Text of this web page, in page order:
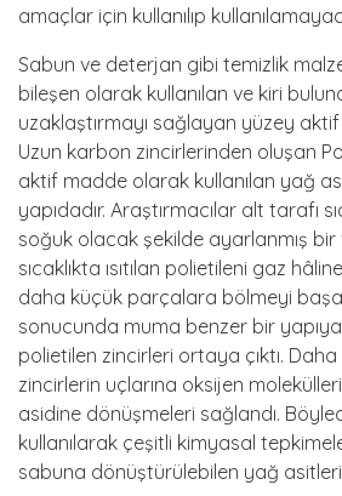
amaçlar için kullanılıp
Sabun ve deterjan gibi temizlik
bileşen olarak kullanılan ve kiri
uzaklaştırmayı sağlayan yüzey
Uzun karbon zincirlerinden oluşan
aktif madde olarak kullanılan yağ
yapıdadır. Araştırmacılar alt tarafı
soğuk olacak şekilde ayarlanmış bir
sıcaklıkta ısıtılan polietileni gaz
daha küçük parçalara bölmeyi
sonucunda muma benzer bir
polietilen zincirleri ortaya çıktı.
zincirlerin uçlarına oksijen
asidine dönüşmeleri sağlandı.
kullanılarak çeşitli kimyasal
sabuna dönüştürülebilen yağ